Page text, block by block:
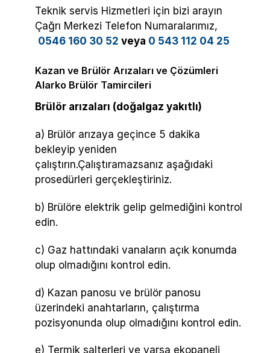
Teknik servis Hizmetleri için bizi arayın
Çağrı Merkezi Telefon Numaralarımız,
0546 160 30 52 veya 0 543 112 04 25
Kazan ve Brülör Arızaları ve Çözümleri
Alarko Brülör Tamircileri
Brülör arızaları (doğalgaz yakıtlı)
a) Brülör arızaya geçince 5 dakika
bekleyip yeniden
çalıştırın.Çalıştıramazsanız aşağıdaki
prosedürleri gerçekleştiriniz.
b) Brülöre elektrik gelip gelmediğini kontrol
edin.
c) Gaz hattındaki vanaların açık konumda
olup olmadığını kontrol edin.
d) Kazan panosu ve brülör panosu
üzerindeki anahtarların, çalıştırma
pozisyonunda olup olmadığını kontrol edin.
e) Termik şalterleri ve varsa ekopaneli